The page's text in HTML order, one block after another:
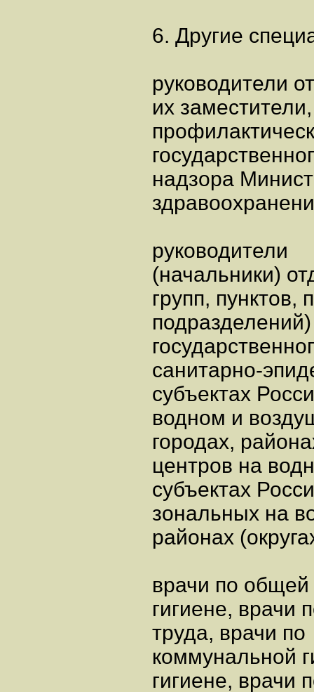
6. Другие
руководители
их
надзора
руководители
(начальники)
групп, пунктов,
санитарно-
субъектах
водном и
городах,
центров на
субъектах
зональных на
районах
врачи по общей
гигиене, врачи
труда, врачи по
коммунальной
гигиене, врачи